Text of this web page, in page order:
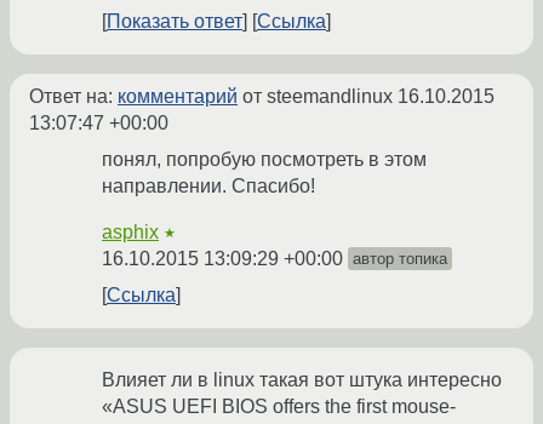
Показать ответ
Ссылка
Ответ на: комментарий от steemandlinux 16.10.2015
13:07:47 +00:00
понял, попробую посмотреть в этом
направлении. Спасибо!
asphix ★
16.10.2015 13:09:29 +00:00 автор топика
Ссылка
Влияет ли в linux такая вот штука интересно
«ASUS UEFI BIOS offers the first mouse-